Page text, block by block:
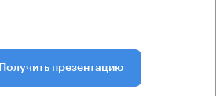
Получить презентацию